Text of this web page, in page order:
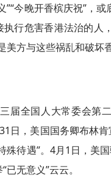
”“今晚开香槟庆祝”，
执行危害香港法治的人
美方与这些祸乱和破坏
届全国人大常委会第
日，美国国务卿布林
殊待遇”。4月1日，美
无意义”云云。